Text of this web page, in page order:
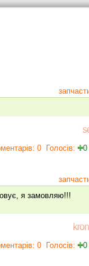
0 Голосів: 0
я замовляю!!!
0 Голосів: 0